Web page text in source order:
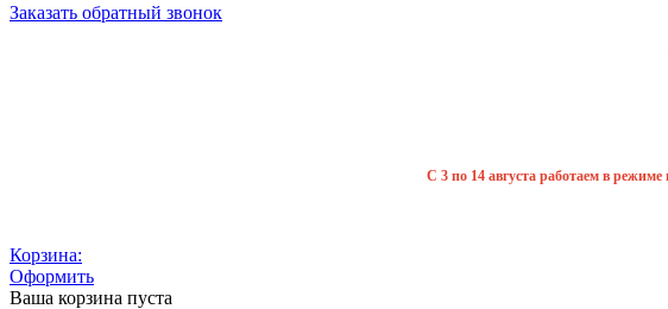
Заказать обратный звонок
С 3 по 14 августа работаем в
Корзина:
Оформить
Ваша корзина пуста